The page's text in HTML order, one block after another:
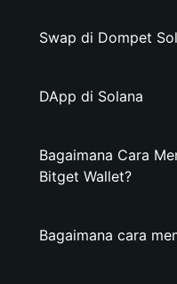
Swap di Dompet
DApp di Solana
Bagaimana Cara
Bitget Wallet?
Bagaimana cara